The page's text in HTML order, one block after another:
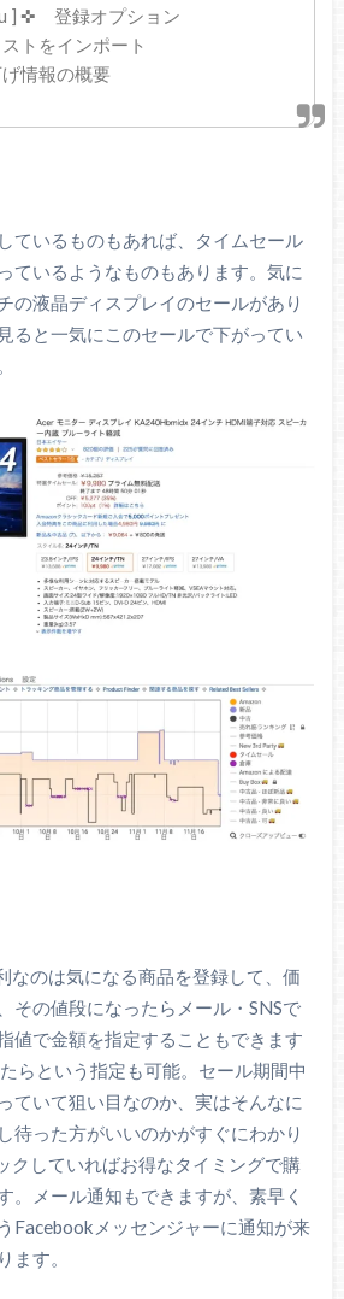
] ✜ 登録オプション
トをインポート
情報の概要
ているものもあれば、タイムセール
ているようなものもあります。気に
の液晶ディスプレイのセールがあり
ると一気にこのセールで下がってい
なのは気になる商品を登録して、価
その値段になったらメール・SNSで
値で金額を指定することもできます
らという指定も可能。セール期間中
ていて狙い目なのか、実はそんなに
待った方がいいのかがすぐにわかり
クしていればお得なタイミングで購
。メール通知もできますが、素早く
Facebookメッセンジャーに通知が来
ます。